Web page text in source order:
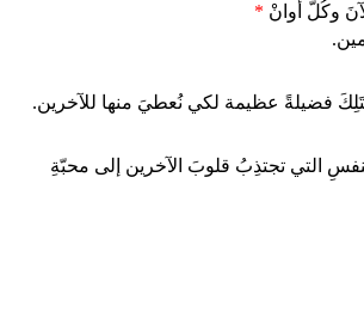
وكُلّ أوانْ *
فضيلةً عظيمة لكي نُعطيَ منها للآخرين.
التي تجتذِبُ قلوبَ الآخرين إلى محبّةِ